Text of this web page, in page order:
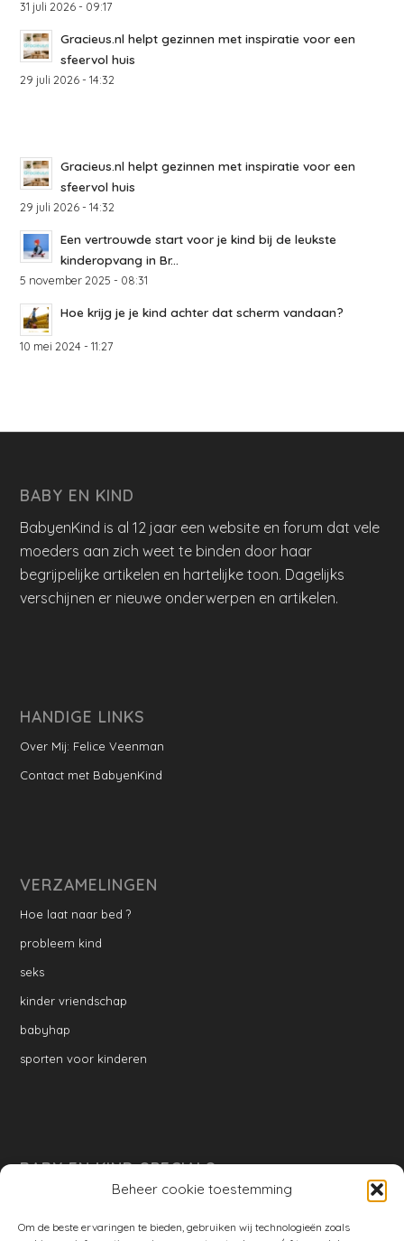
Beheer cookie toestemming
Om de beste ervaringen te bieden, gebruiken wij technologieën zoals
31 juli 2026 - 09:17
Gracieus.nl helpt gezinnen met inspiratie voor een
sfeervol huis
29 juli 2026 - 14:32
Gracieus.nl helpt gezinnen met inspiratie voor een
sfeervol huis
29 juli 2026 - 14:32
Een vertrouwde start voor je kind bij de leukste
kinderopvang in Br...
5 november 2025 - 08:31
Hoe krijg je je kind achter dat scherm vandaan?
10 mei 2024 - 11:27
BABY EN KIND
BabyenKind is al 12 jaar een website en forum dat vele
moeders aan zich weet te binden door haar
begrijpelijke artikelen en hartelijke toon. Dagelijks
verschijnen er nieuwe onderwerpen en artikelen.
HANDIGE LINKS
Over Mij: Felice Veenman
Contact met BabyenKind
VERZAMELINGEN
Hoe laat naar bed ?
probleem kind
seks
kinder vriendschap
babyhap
sporten voor kinderen
BABY EN KIND SPECIALS
Ontwikkeling per week